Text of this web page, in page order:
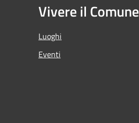
Vivere il Comune
Luoghi
Eventi